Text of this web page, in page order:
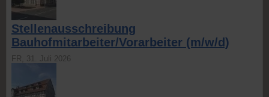
Stellenausschreibung
Bauhofmitarbeiter/Vorarbeiter (m/w/d)
FR, 31. Juli 2026